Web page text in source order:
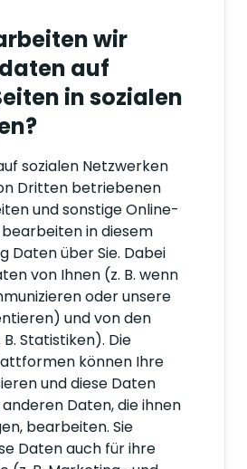
wir
auf
in sozialen
sozialen Netzwerken
Dritten betriebenen
und sonstige Online-
in diesem
Daten über Sie. Dabei
von Ihnen (z. B. wenn
oder unsere
und von den
Statistiken). Die
können Ihre
und diese Daten
Daten, die ihnen
bearbeiten. Sie
Daten auch für ihre